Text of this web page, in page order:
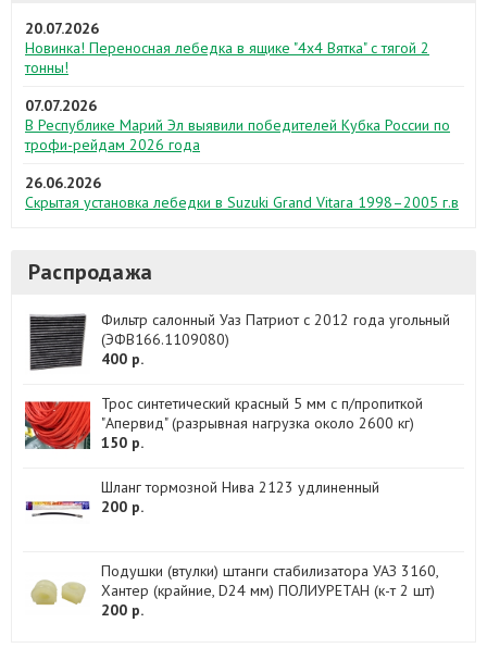
20.07.2026
Новинка! Переносная лебедка в ящике "4х4 Вятка" с тягой 2
тонны!
07.07.2026
В Республике Марий Эл выявили победителей Кубка России по
трофи-рейдам 2026 года
26.06.2026
Скрытая установка лебедки в Suzuki Grand Vitara 1998–2005 г.в
Распродажа
Фильтр салонный Уаз Патриот с 2012 года угольный
(ЭФВ166.1109080)
400 р.
Трос синтетический красный 5 мм с п/пропиткой
"Апервид" (разрывная нагрузка около 2600 кг)
150 р.
Шланг тормозной Нива 2123 удлиненный
200 р.
Подушки (втулки) штанги стабилизатора УАЗ 3160,
Хантер (крайние, D24 мм) ПОЛИУРЕТАН (к-т 2 шт)
200 р.